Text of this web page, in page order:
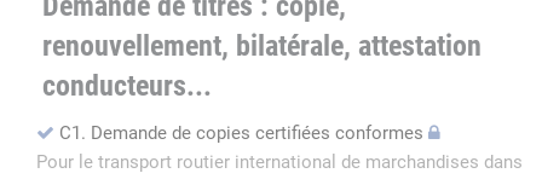
renouvellement, bilatérale, attestation
conducteurs...
C1. Demande de copies certifiées conformes
Pour le transport routier international de marchandises dans